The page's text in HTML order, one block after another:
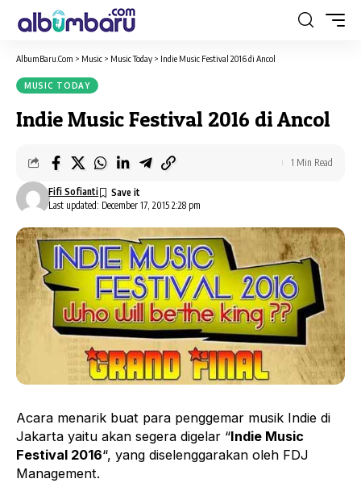
AlbumBaru.Com > Music > Music Today > Indie Music Festival 2016 di Ancol
MUSIC TODAY
Indie Music Festival 2016 di Ancol
Last updated: December 17, 2015 2:28 pm
Fifi Sofianti
1 Min Read
Acara menarik buat para penggemar musik Indie di
Jakarta yaitu akan segera digelar “Indie Music
Festival 2016“, yang diselenggarakan oleh FDJ
Management.